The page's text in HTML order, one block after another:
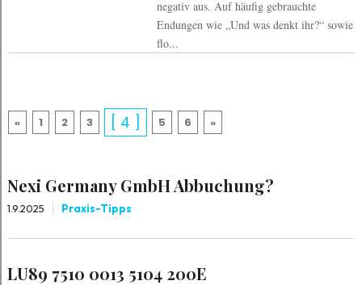
negativ aus. Auf häufig gebrauchte
Endungen wie „Und was denkt ihr?“ sowie
flo...
« 1 2 3 [ 4 ] 5 6 »
Nexi Germany GmbH Abbuchung?
1.9.2025 Praxis-Tipps
LU89 7510 0013 5104 200E